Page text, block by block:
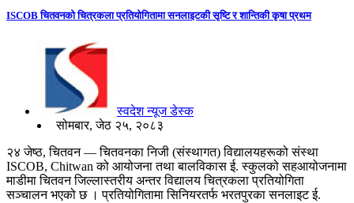
ISCOB चितवनको चित्रकला प्रतियोगितामा सनलाइटकी सृष्टि र शान्तिकी कृषा प्रथम
स्वदेश न्यूज डेस्क
सोमबार, जेठ २५, २०८३
२४ जेष्ठ, चितवन — चितवनका निजी (संस्थागत) विद्यालयहरूको संस्था
ISCOB, Chitwan को आयोजना तथा बालविकास ई. स्कुलको सहआयोजनामा
माडीमा चितवन जिल्लास्तरीय अन्तर विद्यालय चित्रकला प्रतियोगिता
सञ्चालन भएको छ । प्रतियोगितामा सिनियरतर्फ भरतपुरका सनलाइट ई.